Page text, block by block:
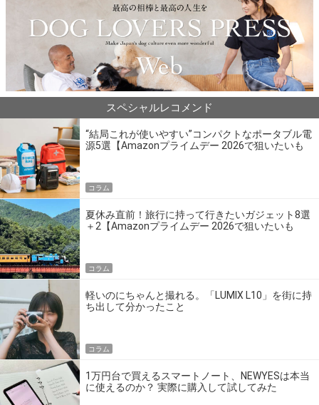
スペシャルレコメンド
“結局これが使いやすい”コンパクトなポータブル電
源5選【Amazonプライムデー 2026で狙いたいも
コラム
夏休み直前！旅行に持って行きたいガジェット8選
＋2【Amazonプライムデー 2026で狙いたいも
コラム
軽いのにちゃんと撮れる。「LUMIX L10」を街に持
ち出して分かったこと
コラム
1万円台で買えるスマートノート、NEWYESは本当
に使えるのか？ 実際に購入して試してみた